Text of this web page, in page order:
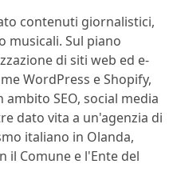
contenuti giornalistici,
musicali. Sul piano
di siti web ed e-
WordPress e Shopify,
SEO, social media
dato vita a un'agenzia di
italiano in Olanda,
il Comune e l'Ente del